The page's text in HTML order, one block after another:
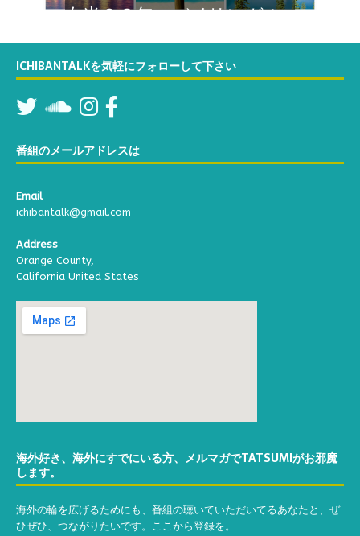
在米２８年 バイリンガル
なTatsumiが関西弁でカリ
フォルニアよりお届けする
６０分の対談番組。お楽し
みください
ICHIBANTALKを気軽にフォローして下さい
番組のメールアドレスは
Email
ichibantalk@gmail.com
Address
Orange County,
California United States
海外好き、海外にすでにいる方、メルマガでTATSUMIがお邪魔
します。
海外の輪を広げるためにも、番組の聴いていただいてるあなたと、ぜ
ひぜひ、つながりたいです。ここから登録を。